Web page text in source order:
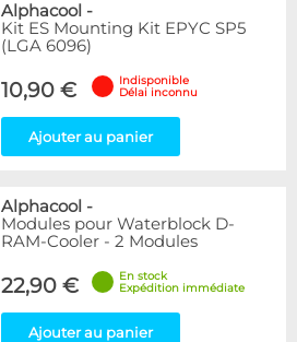
Alphacool -
Kit ES Mounting Kit EPYC SP5
(LGA 6096)
10,90 €
Indisponible
Délai inconnu
Ajouter au panier
Alphacool -
Modules pour Waterblock D-
RAM-Cooler - 2 Modules
22,90 €
En stock
Expédition immédiate
Ajouter au panier